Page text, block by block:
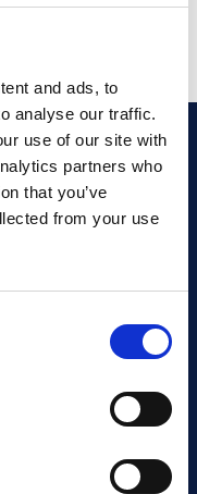
and ads, to
analyse our traffic.
use of our site with
partners who
that you’ve
from your use